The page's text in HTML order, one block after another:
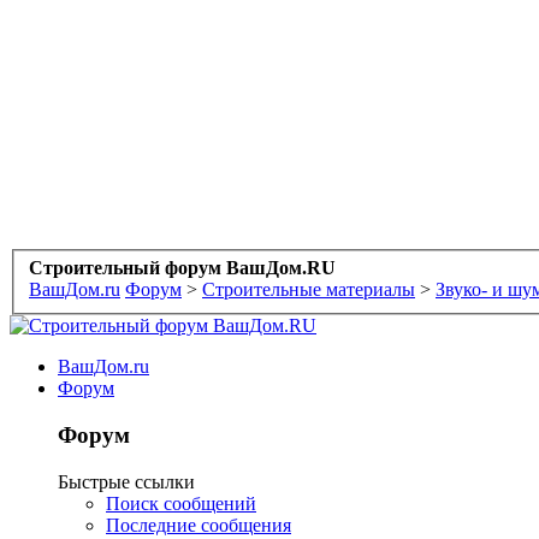
Строительный форум ВашДом.RU
ВашДом.ru Форум > Строительные материалы > Звуко- и
ВашДом.ru
Форум
Форум
Быстрые ссылки
Поиск сообщений
Последние сообщения